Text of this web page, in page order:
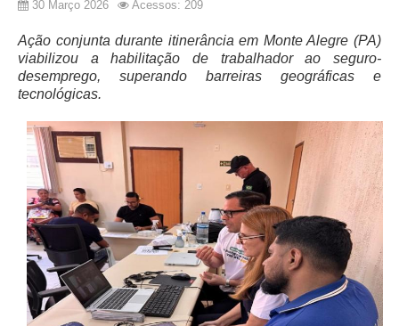
30 Março 2026 Acessos: 209
Ação conjunta durante itinerância em Monte Alegre (PA)
viabilizou a habilitação de trabalhador ao seguro-
desemprego, superando barreiras geográficas e
tecnológicas.